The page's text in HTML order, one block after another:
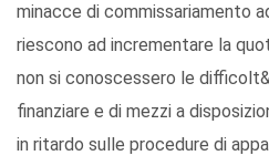
minacce di commissariamento
riescono ad incrementare la
non si conoscessero le
finanziare e di mezzi a
in ritardo sulle procedure di